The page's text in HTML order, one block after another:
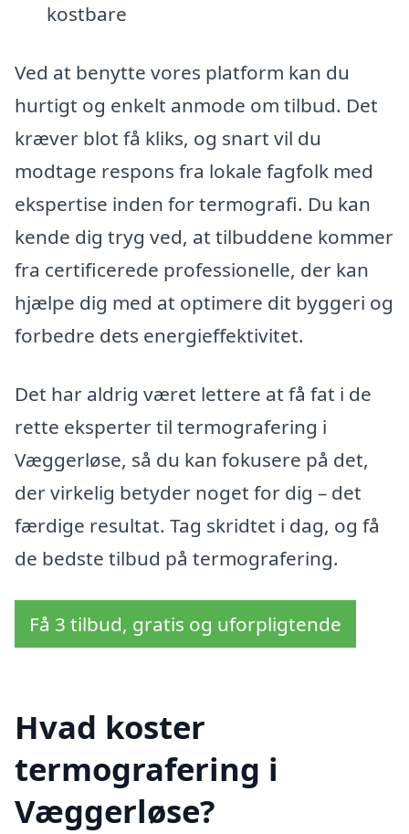
kostbare
Ved at benytte vores platform kan du
hurtigt og enkelt anmode om tilbud. Det
kræver blot få kliks, og snart vil du
modtage respons fra lokale fagfolk med
ekspertise inden for termografi. Du kan
kende dig tryg ved, at tilbuddene kommer
fra certificerede professionelle, der kan
hjælpe dig med at optimere dit byggeri og
forbedre dets energieffektivitet.
Det har aldrig været lettere at få fat i de
rette eksperter til termografering i
Væggerløse, så du kan fokusere på det,
der virkelig betyder noget for dig – det
færdige resultat. Tag skridtet i dag, og få
de bedste tilbud på termografering.
Få 3 tilbud, gratis og uforpligtende
Hvad koster
termografering i
Væggerløse?